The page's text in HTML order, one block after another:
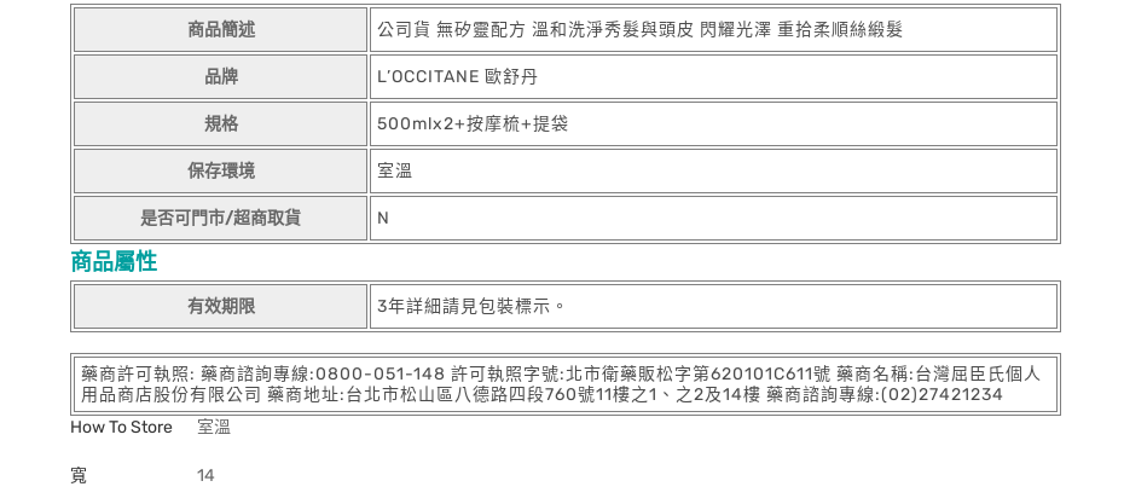
商品簡述 公司貨 無矽靈配方 溫和洗淨秀髮與頭皮 閃耀光澤 重拾柔順絲緞髮
品牌 L’OCCITANE 歐舒丹
規格 500mlx2+按摩梳+提袋
保存環境 室溫
是否可門市/超商取貨 N
商品屬性
有效期限 3年詳細請見包裝標示。
藥商許可執照: 藥商諮詢專線:0800-051-148 許可執照字號:北市衛藥販松字第620101C611號 藥商名稱:台灣屈臣氏個人
用品商店股份有限公司 藥商地址:台北市松山區八德路四段760號11樓之1、之2及14樓 藥商諮詢專線:(02)27421234
How To Store
室溫
寬 14